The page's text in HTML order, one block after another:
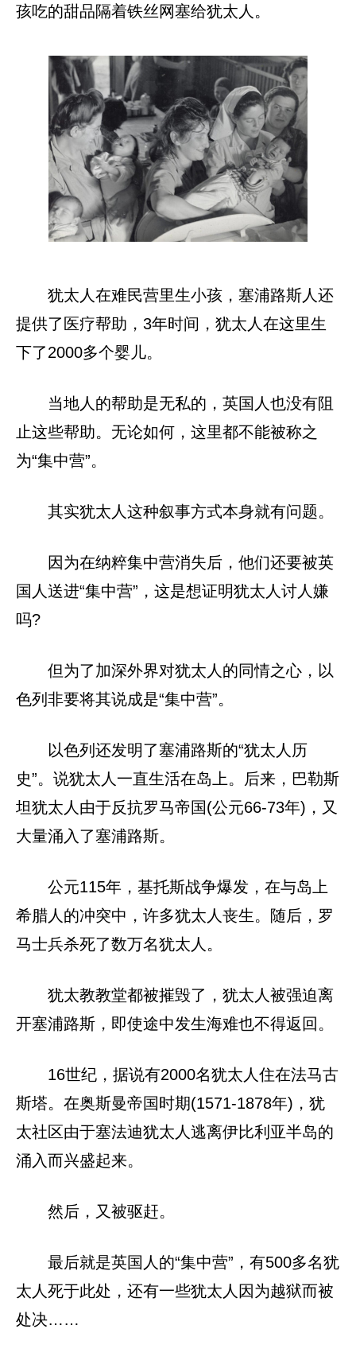
孩吃的甜品隔着铁丝网塞给犹太人。
犹太人在难民营里生小孩，塞浦路斯人还
提供了医疗帮助，3年时间，犹太人在这里生
下了2000多个婴儿。
当地人的帮助是无私的，英国人也没有阻
止这些帮助。无论如何，这里都不能被称之
为“集中营”。
其实犹太人这种叙事方式本身就有问题。
因为在纳粹集中营消失后，他们还要被英
国人送进“集中营”，这是想证明犹太人讨人嫌
吗?
但为了加深外界对犹太人的同情之心，以
色列非要将其说成是“集中营”。
以色列还发明了塞浦路斯的“犹太人历
史”。说犹太人一直生活在岛上。后来，巴勒斯
坦犹太人由于反抗罗马帝国(公元66-73年)，又
大量涌入了塞浦路斯。
公元115年，基托斯战争爆发，在与岛上
希腊人的冲突中，许多犹太人丧生。随后，罗
马士兵杀死了数万名犹太人。
犹太教教堂都被摧毁了，犹太人被强迫离
开塞浦路斯，即使途中发生海难也不得返回。
16世纪，据说有2000名犹太人住在法马古
斯塔。在奥斯曼帝国时期(1571-1878年)，犹
太社区由于塞法迪犹太人逃离伊比利亚半岛的
涌入而兴盛起来。
然后，又被驱赶。
最后就是英国人的“集中营”，有500多名犹
太人死于此处，还有一些犹太人因为越狱而被
处决……